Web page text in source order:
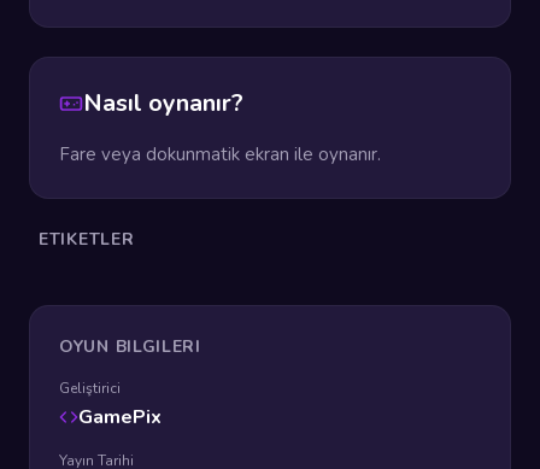
Nasıl oynanır?
Fare veya dokunmatik ekran ile oynanır.
ETIKETLER
OYUN BILGILERI
Geliştirici
GamePix
Yayın Tarihi